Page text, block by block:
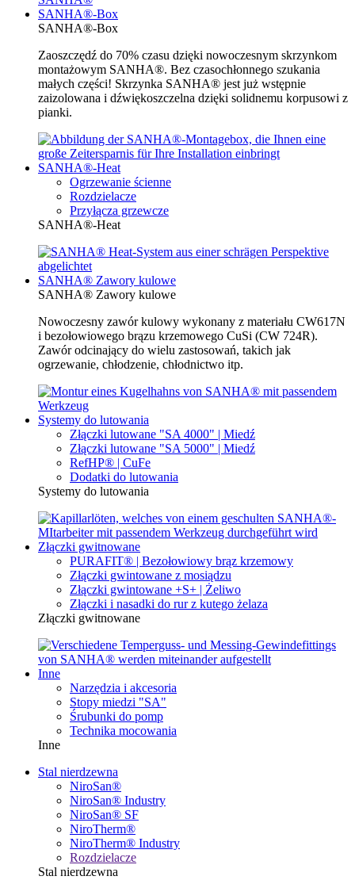
SANHA®-Box
SANHA®-Box
Zaoszczędź do 70% czasu dzięki nowoczesnym skrzynkom
montażowym SANHA®. Bez czasochłonnego szukania
małych części! Skrzynka SANHA® jest już wstępnie
zaizolowana i dźwiękoszczelna dzięki solidnemu korpusowi z
pianki.
SANHA®-Heat
Ogrzewanie ścienne
Rozdzielacze
Przyłącza grzewcze
SANHA®-Heat
SANHA® Zawory kulowe
SANHA® Zawory kulowe
Nowoczesny zawór kulowy wykonany z materiału CW617N
i bezołowiowego brązu krzemowego CuSi (CW 724R).
Zawór odcinający do wielu zastosowań, takich jak
ogrzewanie, chłodzenie, chłodnictwo itp.
Systemy do lutowania
Złączki lutowane "SA 4000" | Miedź
Złączki lutowane "SA 5000" | Miedź
RefHP® | CuFe
Dodatki do lutowania
Systemy do lutowania
Złączki gwitnowane
PURAFIT® | Bezołowiowy brąz krzemowy
Złączki gwintowane z mosiądzu
Złączki gwintowane +S+ | Żeliwo
Złączki i nasadki do rur z kutego żelaza
Złączki gwitnowane
Inne
Narzędzia i akcesoria
Stopy miedzi "SA"
Śrubunki do pomp
Technika mocowania
Inne
Stal nierdzewna
NiroSan®
NiroSan® Industry
NiroSan® SF
NiroTherm®
NiroTherm® Industry
Rozdzielacze
Stal nierdzewna